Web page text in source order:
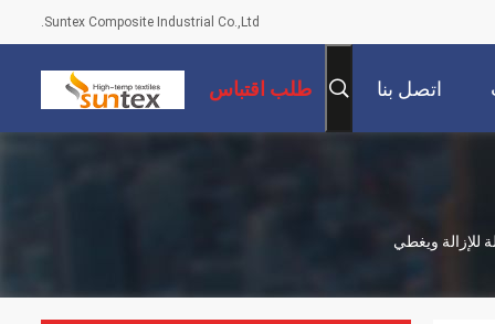
Suntex Composite Industrial Co.,Ltd.
اتصل بنا طلب اقتباس